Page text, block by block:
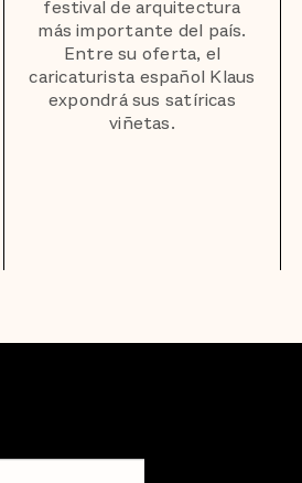
festival de arquitectura
más importante del país.
Entre su oferta, el
caricaturista español Klaus
expondrá sus satíricas
viñetas.